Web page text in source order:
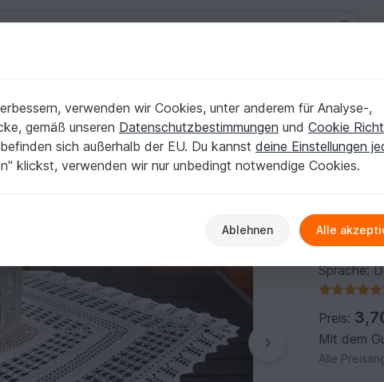
Du
der
Autor:
Sprache:
Preis:
Mit dem
Alle
verwenden wir Cookies, unter anderem für Analyse-,
gemäß unseren Datenschutzbestimmungen und Cookie
sich außerhalb der EU. Du kannst deine Einstellungen
klickst, verwenden wir nur unbedingt notwendige Cookies.
Ablehnen Alle